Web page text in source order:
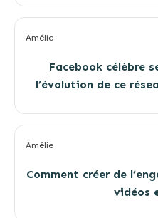
Amélie
Facebook célèbre
l’évolution de ce
Amélie
Comment créer de
vidéos